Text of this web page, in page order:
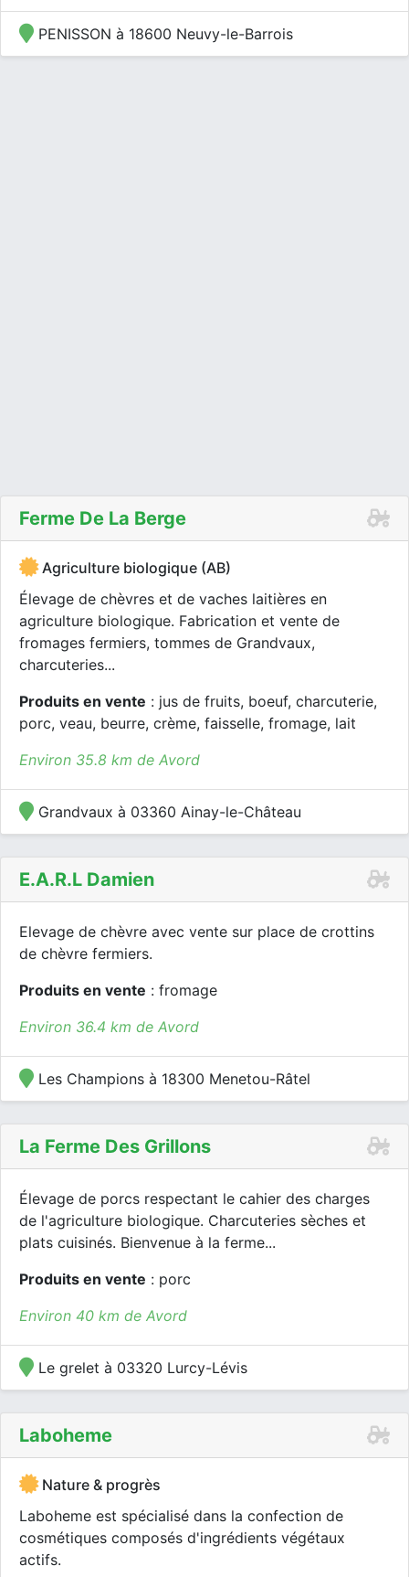
PENISSON à 18600 Neuvy-le-Barrois
Ferme De La Berge
Agriculture biologique (AB)
Élevage de chèvres et de vaches laitières en
agriculture biologique. Fabrication et vente de
fromages fermiers, tommes de Grandvaux,
charcuteries...
Produits en vente : jus de fruits, boeuf, charcuterie,
porc, veau, beurre, crème, faisselle, fromage, lait
Environ 35.8 km de Avord
Grandvaux à 03360 Ainay-le-Château
E.a.r.l Damien
Elevage de chèvre avec vente sur place de crottins
de chèvre fermiers.
Produits en vente : fromage
Environ 36.4 km de Avord
Les Champions à 18300 Menetou-Râtel
La Ferme Des Grillons
Élevage de porcs respectant le cahier des charges
de l'agriculture biologique. Charcuteries sèches et
plats cuisinés. Bienvenue à la ferme...
Produits en vente : porc
Environ 40 km de Avord
Le grelet à 03320 Lurcy-Lévis
Laboheme
Nature & progrès
Laboheme est spécialisé dans la confection de
cosmétiques composés d'ingrédients végétaux
actifs.